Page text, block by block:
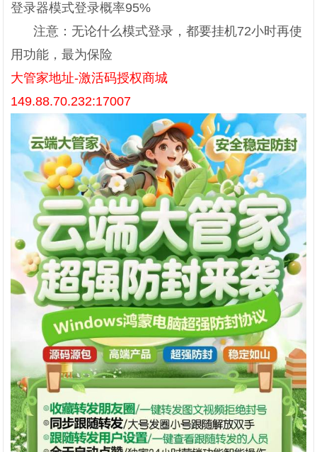
登录器模式登录概率95%
注意：无论什么模式登录，都要挂机72小时再使
用功能，最为保险
大管家地址-激活码授权商城
149.88.70.232:17007